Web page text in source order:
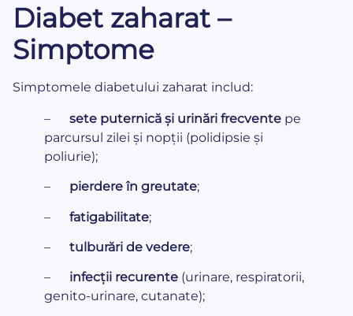
Diabet zaharat –
Simptome
Simptomele diabetului zaharat includ:
– sete puternică și urinări frecvente pe
parcursul zilei și nopții (polidipsie și
poliurie);
– pierdere în greutate;
– fatigabilitate;
– tulburări de vedere;
– infecții recurente (urinare, respiratorii,
genito-urinare, cutanate);